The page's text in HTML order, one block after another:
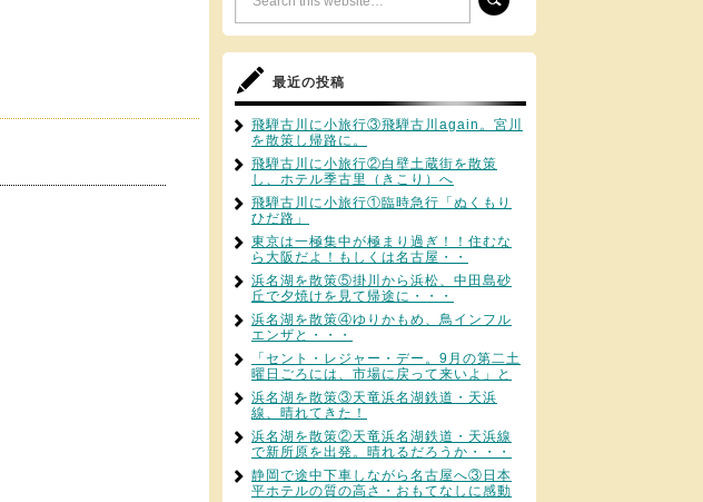
最近の投稿
飛騨古川に小旅行③飛騨古川again。宮川
を散策し帰路に。
飛騨古川に小旅行②白壁土蔵街を散策
し、ホテル季古里（きこり）へ
飛騨古川に小旅行①臨時急行「ぬくもり
ひだ路」
東京は一極集中が極まり過ぎ！！住むな
ら大阪だよ！もしくは名古屋・・
浜名湖を散策⑤掛川から浜松、中田島砂
丘で夕焼けを見て帰途に・・・
浜名湖を散策④ゆりかもめ、鳥インフル
エンザと・・・
「セント・レジャー・デー。9月の第二土
曜日ごろには、市場に戻って来いよ」と
浜名湖を散策③天竜浜名湖鉄道・天浜
線、晴れてきた！
浜名湖を散策②天竜浜名湖鉄道・天浜線
で新所原を出発。晴れるだろうか・・・
静岡で途中下車しながら名古屋へ③日本
平ホテルの質の高さ・おもてなしに感動